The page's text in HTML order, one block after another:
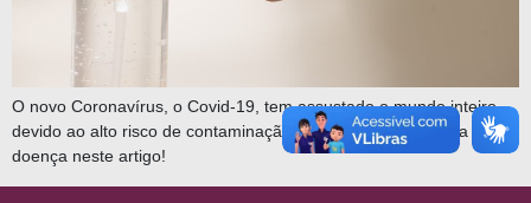
O novo Coronavírus, o Covid-19, tem assustado o mundo inteiro
devido ao alto risco de contaminação. Saiba mais sobre esta
doença neste artigo!